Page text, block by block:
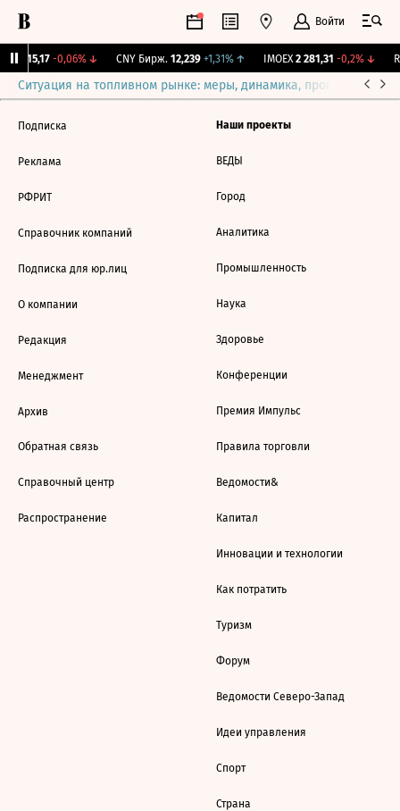
Войти
115,17 -0,06%↓ CNY Бирж. 12,239 +1,31%↑ IMOEX 2 281,31 -0,2%↓
Ситуация на топливном рынке: меры, динамика, прогнозы
Подписка
Реклама
РФРИТ
Справочник компаний
Подписка для юр.лиц
О компании
Редакция
Менеджмент
Архив
Обратная связь
Справочный центр
Распространение
Наши проекты
ВЕДЫ
Город
Аналитика
Промышленность
Наука
Здоровье
Конференции
Премия Импульс
Правила торговли
Ведомости&
Капитал
Инновации и технологии
Как потратить
Туризм
Форум
Ведомости Северо-Запад
Идеи управления
Спорт
Страна